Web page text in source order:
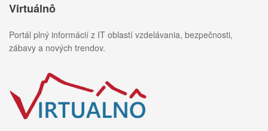
Virtuálnô
Portál plný informácií z IT oblastí vzdelávania, bezpečnosti,
zábavy a nových trendov.